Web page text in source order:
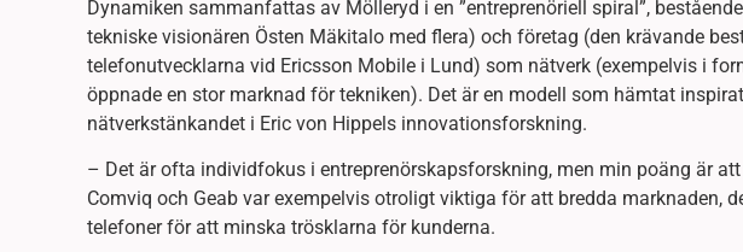
Dynamiken sammanfattas av Mölleryd i en ”entreprenöriell spiral”,
tekniske visionären Östen Mäkitalo med flera) och företag (den krävande
telefonutvecklarna vid Ericsson Mobile i Lund) som nätverk (exempelvis i
öppnade en stor marknad för tekniken). Det är en modell som hämtat
nätverkstänkandet i Eric von Hippels innovationsforskning.
– Det är ofta individfokus i entreprenörskapsforskning, men min poäng är
Comviq och Geab var exempelvis otroligt viktiga för att bredda marknaden,
telefoner för att minska trösklarna för kunderna.